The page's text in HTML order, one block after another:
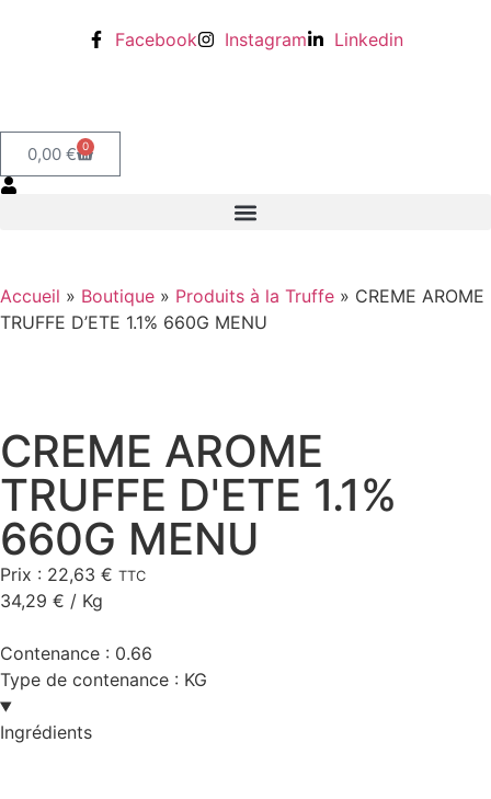
Facebook Instagram Linkedin
0,00 € 0
Accueil » Boutique » Produits à la Truffe » CREME AROME
TRUFFE D’ETE 1.1% 660G MENU
CREME AROME
TRUFFE D'ETE 1.1%
660G MENU
Prix : 22,63 € TTC
34,29 € / Kg
Contenance : 0.66
Type de contenance : KG
Ingrédients